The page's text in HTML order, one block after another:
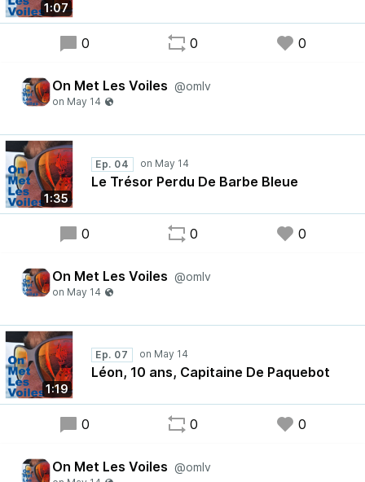
1:07
0 0 0
On Met Les Voiles @omlv
1:35
Ep. 04
Le Trésor Perdu De Barbe Bleue
0 0 0
On Met Les Voiles @omlv
1:19
Ep. 07
Léon, 10 ans, Capitaine De Paquebot
0 0 0
On Met Les Voiles @omlv